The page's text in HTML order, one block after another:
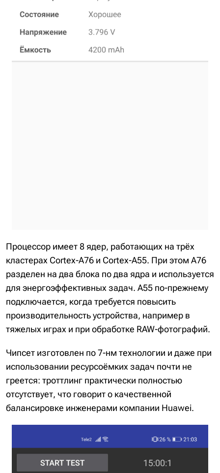
Процессор имеет 8 ядер, работающих на трёх
кластерах Cortex-A76 и Cortex-A55. При этом A76
разделен на два блока по два ядра и используется
для энергоэффективных задач. A55 по-прежнему
подключается, когда требуется повысить
производительность устройства, например в
тяжелых играх и при обработке RAW-фотографий.
Чипсет изготовлен по 7-нм технологии и даже при
использовании ресурсоёмких задач почти не
греется: троттлинг практически полностью
отсутствует, что говорит о качественной
балансировке инженерами компании Huawei.